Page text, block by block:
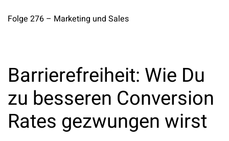
Folge 276 – Marketing und Sales
Barrierefreiheit: Wie Du
zu besseren Conversion
Rates gezwungen wirst